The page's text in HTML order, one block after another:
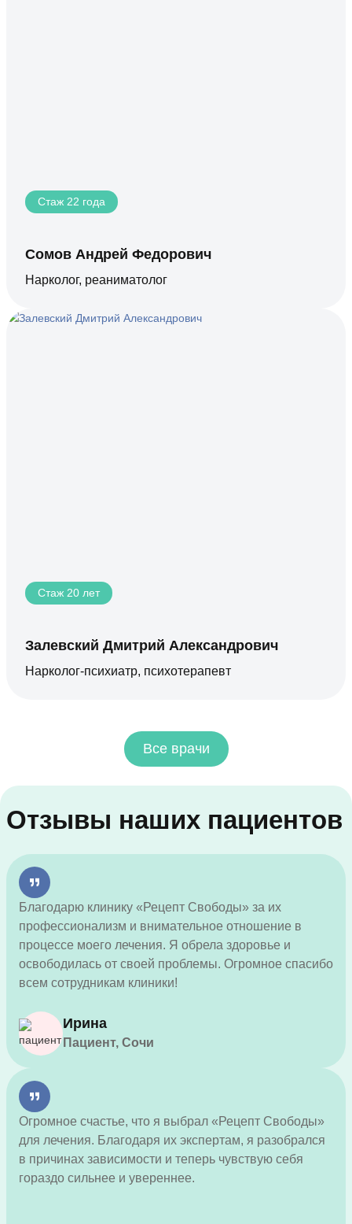
Стаж 22 года
Сомов Андрей Федорович
Нарколог, реаниматолог
Стаж 20 лет
Залевский Дмитрий Александрович
Нарколог-психиатр, психотерапевт
Все врачи
Отзывы наших пациентов
Благодарю клинику «Рецепт Свободы» за их
профессионализм и внимательное отношение в
процессе моего лечения. Я обрела здоровье и
освободилась от своей проблемы. Огромное спасибо
всем сотрудникам клиники!
Ирина
Пациент, Сочи
Огромное счастье, что я выбрал «Рецепт Свободы»
для лечения. Благодаря их экспертам, я разобрался
в причинах зависимости и теперь чувствую себя
гораздо сильнее и увереннее.